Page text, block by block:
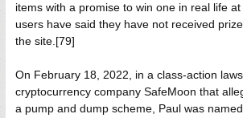
items with a promise to win one in real life
users have said they have not received
the site.[79]
On February 18, 2022, in a class-action
cryptocurrency company SafeMoon that
a pump and dump scheme, Paul was